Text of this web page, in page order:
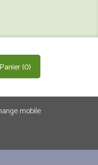
Panier(0)
mobile